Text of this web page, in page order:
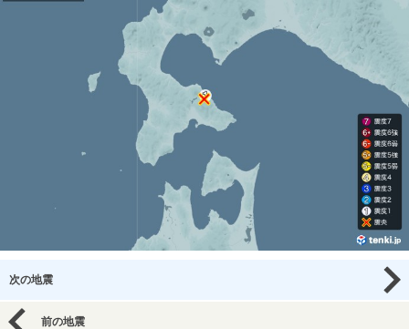
次の地震
前の地震